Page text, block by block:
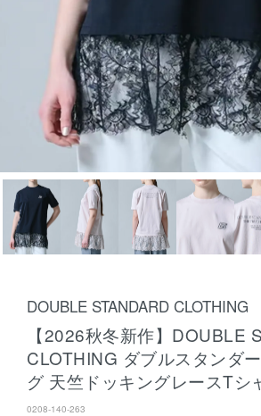
DOUBLE STANDARD CLOTHING
【2026秋冬新作】DOUBLE
CLOTHING ダブルスタンダ
グ 天竺ドッキングレースTシ
0208-140-263